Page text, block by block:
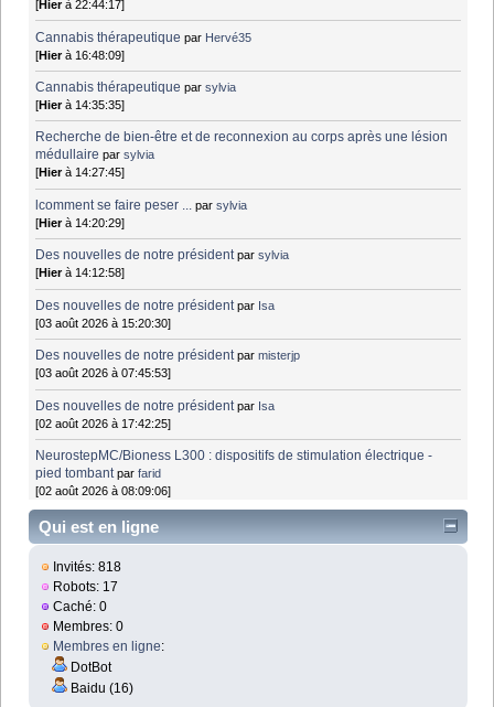
[Hierà 22:44:17]
Cannabis thérapeutique par Hervé35
[Hierà 16:48:09]
Cannabis thérapeutique parsylvia
[Hierà 14:35:35]
Recherche de bien-être et de reconnexion au corps après une lésion
médullaire parsylvia
[Hierà 14:27:45]
lcomment se faire peser ... parsylvia
[Hierà 14:20:29]
Des nouvelles de notre président parsylvia
[Hierà 14:12:58]
Des nouvelles de notre président par Isa
[03 août 2026 à 15:20:30]
Des nouvelles de notre président parmisterjp
[03 août 2026 à 07:45:53]
Des nouvelles de notre président par Isa
[02 août 2026 à 17:42:25]
NeurostepMC/Bioness L300 : dispositifs de stimulation électrique -
pied tombant parfarid
[02 août 2026 à 08:09:06]
Qui est en ligne
Invités: 818
Robots: 17
Caché: 0
Membres: 0
Membres en ligne:
DotBot
Baidu (16)